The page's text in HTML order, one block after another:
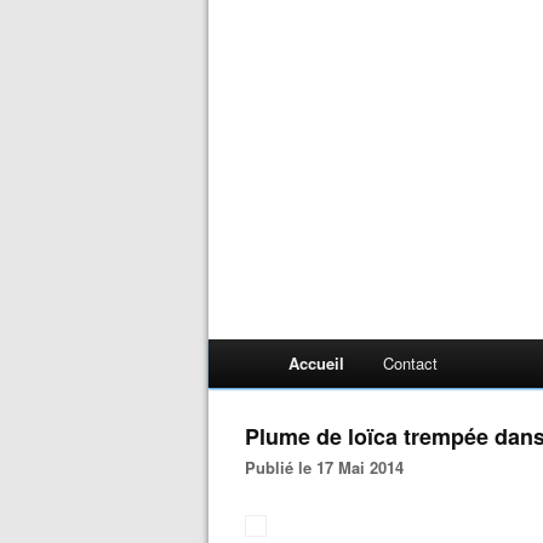
Accueil Contact
Plume de loïca trempée
Publié le 17 Mai 2014